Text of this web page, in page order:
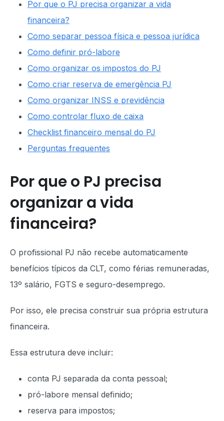
Por que o PJ precisa organizar a vida
financeira?
Como separar pessoa física e pessoa jurídica
Como definir pró-labore
Como organizar os impostos do PJ
Como criar reserva de emergência PJ
Como organizar INSS e previdência
Como controlar fluxo de caixa
Checklist financeiro mensal do PJ
Perguntas frequentes
Por que o PJ precisa
organizar a vida
financeira?
O profissional PJ não recebe automaticamente
benefícios típicos da CLT, como férias remuneradas,
13º salário, FGTS e seguro-desemprego.
Por isso, ele precisa construir sua própria estrutura
financeira.
Essa estrutura deve incluir:
conta PJ separada da conta pessoal;
pró-labore mensal definido;
reserva para impostos;